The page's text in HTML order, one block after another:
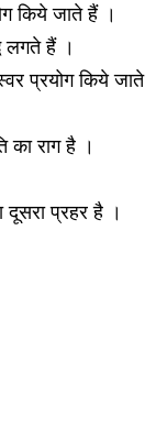
किये जाते हैं ।
लगते हैं ।
प्रयोग किये जाते
का राग है ।
दूसरा प्रहर है ।